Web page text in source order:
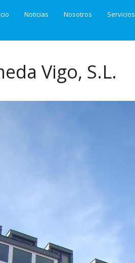
Noticias Nosotros Servicios
Vigo, S.L.